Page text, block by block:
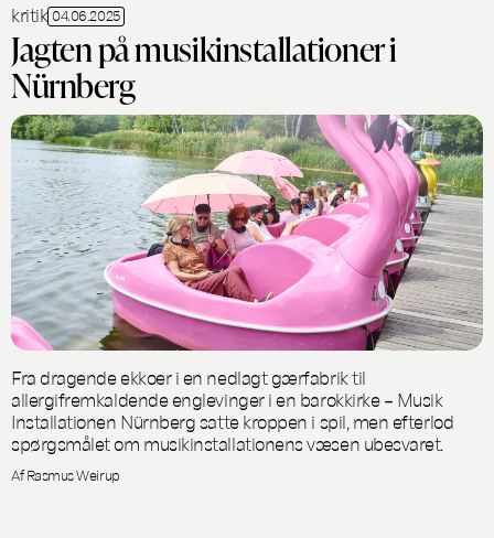
kritik 04.06.2025
Jagten på musikinstallationer i
Nürnberg
Fra dragende ekkoer i en nedlagt gærfabrik til
allergifremkaldende englevinger i en barokkirke – Musik
Installationen Nürnberg satte kroppen i spil, men efterlod
spørgsmålet om musikinstallationens væsen ubesvaret.
Af Rasmus Weirup